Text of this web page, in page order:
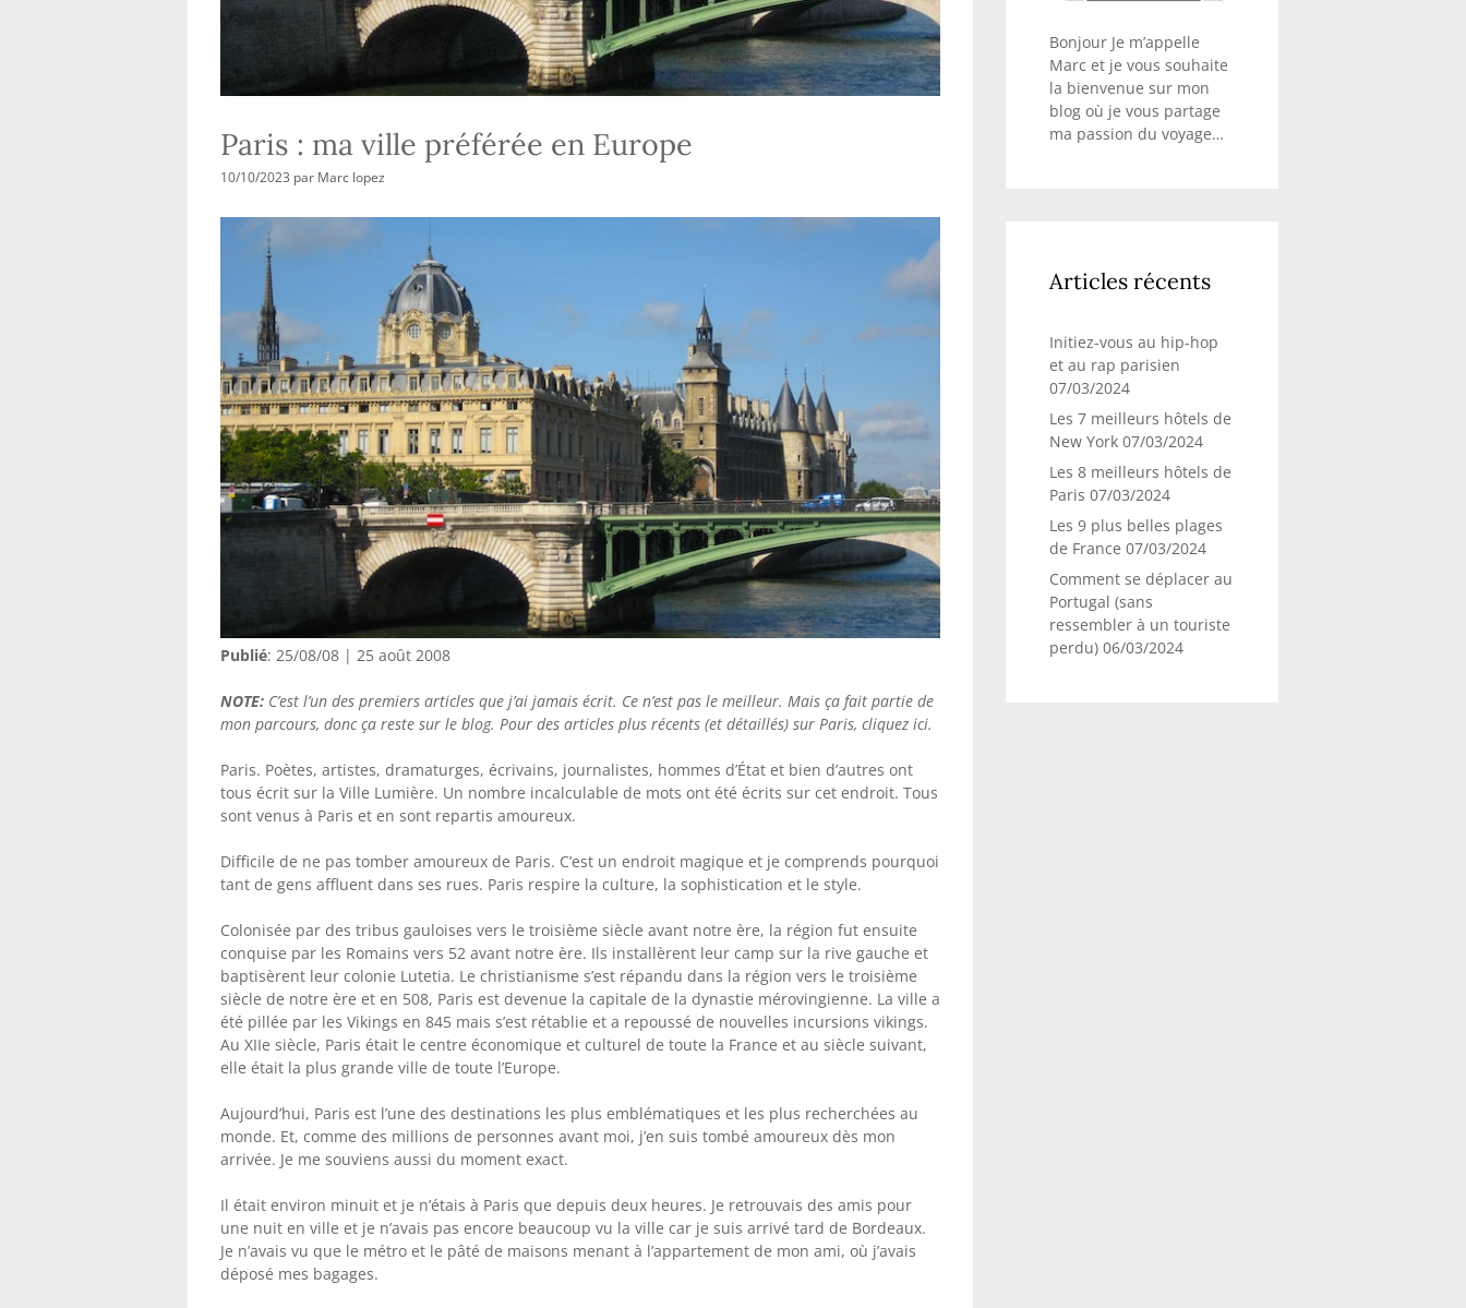
Paris : ma ville préférée en Europe
10/10/2023 par Marc lopez
Publié: 25/08/08 | 25 août 2008
NOTE: C’est l’un des premiers articles que j’ai jamais écrit. Ce n’est pas le meilleur. Mais ça fait partie de
mon parcours, donc ça reste sur le blog. Pour des articles plus récents (et détaillés) sur Paris, cliquez ici.
Paris. Poètes, artistes, dramaturges, écrivains, journalistes, hommes d’État et bien d’autres ont
tous écrit sur la Ville Lumière. Un nombre incalculable de mots ont été écrits sur cet endroit. Tous
sont venus à Paris et en sont repartis amoureux.
Difficile de ne pas tomber amoureux de Paris. C’est un endroit magique et je comprends pourquoi
tant de gens affluent dans ses rues. Paris respire la culture, la sophistication et le style.
Colonisée par des tribus gauloises vers le troisième siècle avant notre ère, la région fut ensuite
conquise par les Romains vers 52 avant notre ère. Ils installèrent leur camp sur la rive gauche et
baptisèrent leur colonie Lutetia. Le christianisme s’est répandu dans la région vers le troisième
siècle de notre ère et en 508, Paris est devenue la capitale de la dynastie mérovingienne. La ville a
été pillée par les Vikings en 845 mais s’est rétablie et a repoussé de nouvelles incursions vikings.
Au XIIe siècle, Paris était le centre économique et culturel de toute la France et au siècle suivant,
elle était la plus grande ville de toute l’Europe.
Aujourd’hui, Paris est l’une des destinations les plus emblématiques et les plus recherchées au
monde. Et, comme des millions de personnes avant moi, j’en suis tombé amoureux dès mon
arrivée. Je me souviens aussi du moment exact.
Il était environ minuit et je n’étais à Paris que depuis deux heures. Je retrouvais des amis pour
une nuit en ville et je n’avais pas encore beaucoup vu la ville car je suis arrivé tard de Bordeaux.
Je n’avais vu que le métro et le pâté de maisons menant à l’appartement de mon ami, où j’avais
déposé mes bagages.
Bonjour Je m’appelle
Marc et je vous souhaite
la bienvenue sur mon
blog où je vous partage
ma passion du voyage…
Articles récents
Initiez-vous au hip-hop
et au rap parisien
07/03/2024
Les 7 meilleurs hôtels de
New York 07/03/2024
Les 8 meilleurs hôtels de
Paris 07/03/2024
Les 9 plus belles plages
de France 07/03/2024
Comment se déplacer au
Portugal (sans
ressembler à un touriste
perdu) 06/03/2024